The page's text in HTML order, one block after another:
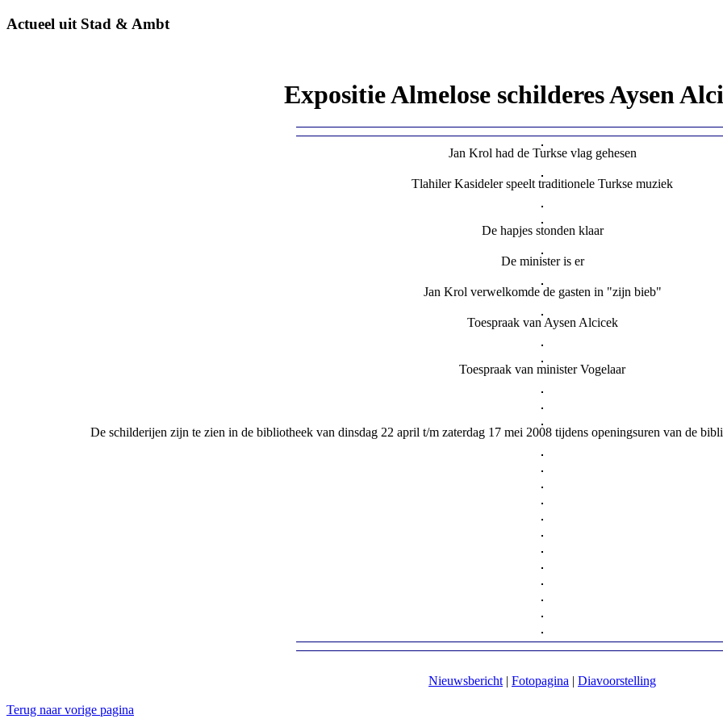
Actueel uit Stad & Ambt
Expositie Almelose schilderes Aysen
Jan Krol had de Turkse vlag gehesen
Tlahiler Kasideler speelt traditionele Turkse muziek
De hapjes stonden klaar
De minister is er
Jan Krol verwelkomde de gasten in "zijn bieb"
Toespraak van Aysen Alcicek
Toespraak van minister Vogelaar
De schilderijen zijn te zien in de bibliotheek van dinsdag 22 april t/m zaterdag 17 mei 2008 tijdens openingsuren van de
Nieuwsbericht | Fotopagina | Diavoorstelling
Terug naar vorige pagina